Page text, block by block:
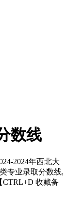
数线
2024年西北大
专业录取分数线,
CTRL+D 收藏备